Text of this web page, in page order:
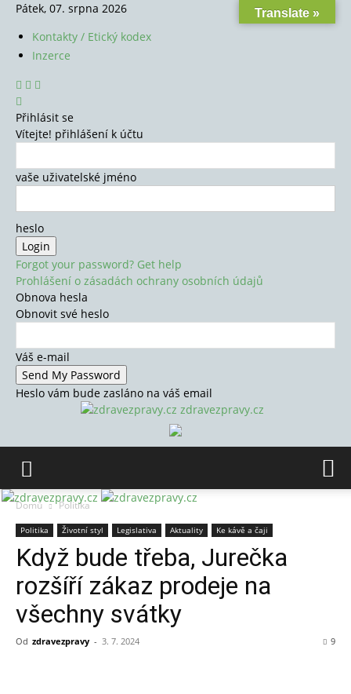
Pátek, 07. srpna 2026
Kontakty / Etický kodex
Inzerce
Přihlásit se
Vítejte! přihlášení k účtu
vaše uživatelské jméno
heslo
Forgot your password? Get help
Prohlášení o zásadách ochrany osobních údajů
Obnova hesla
Obnovit své heslo
Váš e-mail
Heslo vám bude zasláno na váš email
zdravezpravy.cz
Domů Politika
Politika Životní styl Legislativa Aktuality Ke kávě a čaji
Když bude třeba, Jurečka
rozšíří zákaz prodeje na
všechny svátky
Od zdravezpravy - 3. 7. 2024 9
Translate »